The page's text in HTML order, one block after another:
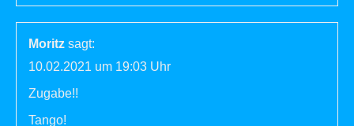
Moritz sagt:
10.02.2021 um 19:03 Uhr
Zugabe!!
Tango!